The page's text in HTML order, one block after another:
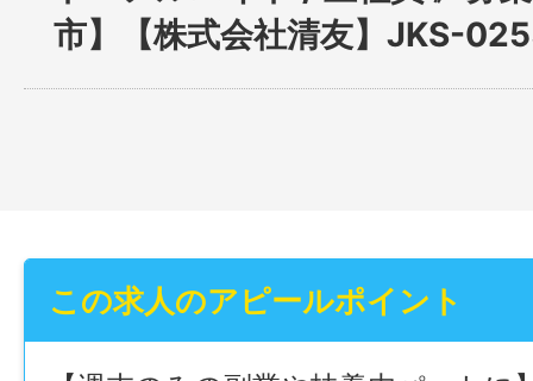
市】【株式会社清友】JKS-
この求人のアピールポイント